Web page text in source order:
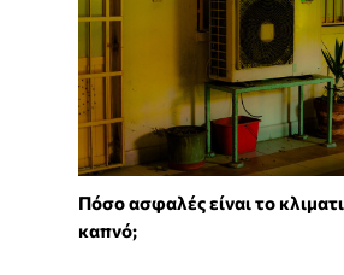
Πόσο ασφαλές είναι το
καπνό;